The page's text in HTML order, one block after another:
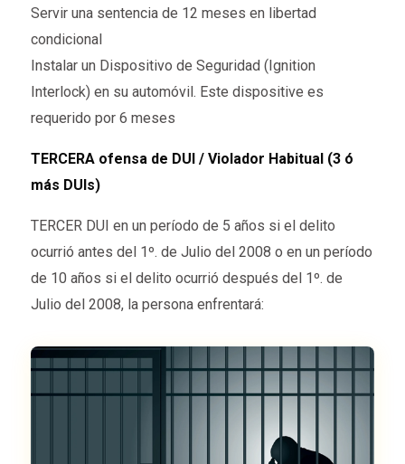
Servir una sentencia de 12 meses en libertad
condicional
Instalar un Dispositivo de Seguridad (Ignition
Interlock) en su automóvil. Este dispositive es
requerido por 6 meses
TERCERA ofensa de DUI / Violador Habitual (3 ó
más DUIs)
TERCER DUI en un período de 5 años si el delito
ocurrió antes del 1º. de Julio del 2008 o en un período
de 10 años si el delito ocurrió después del 1º. de
Julio del 2008, la persona enfrentará: